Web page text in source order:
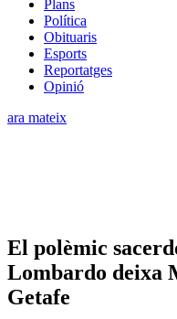
Plans
Política
Obituaris
Esports
Reportatges
Opinió
ara mateix
El polèmic
Lombardo deixa
Getafe